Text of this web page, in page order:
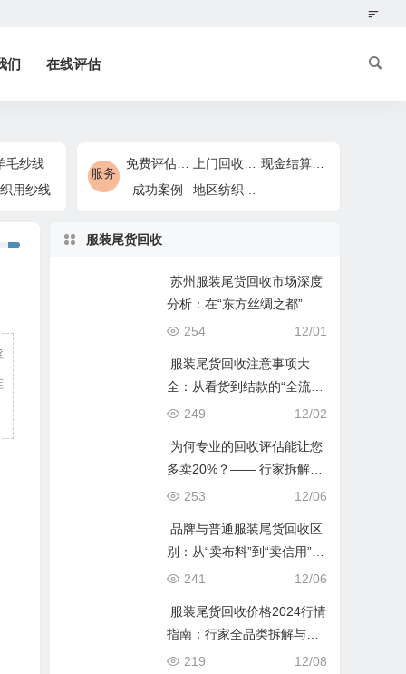
们 在线评估
毛纱线
用纱线
服务
免费评估服务
现金结算服务
成功案例
服装尾货回收
苏州服装尾货回收市场深度
分析：在“东方丝绸之都”做
废品生意的顶层逻辑
12/01
254
服装尾货回收注意事项大
全：从看货到结款的“全流程
避险手册”
12/02
249
为何专业的回收评估能让您
多卖20%？—— 行家拆解
“信息差”里的真金白银
12/06
253
品牌与普通服装尾货回收区
别：从“卖布料”到“卖信用”的
认知跃升
12/06
241
服装尾货回收价格2024行情
指南：行家全品类拆解与避
坑图鉴
12/08
219